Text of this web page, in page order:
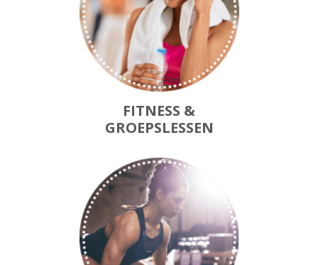
FITNESS &
GROEPSLESSEN